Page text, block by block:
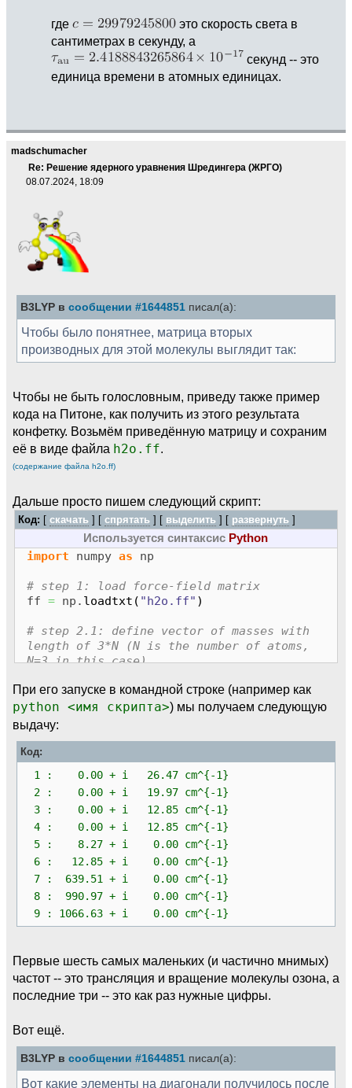
где
это скорость света в
сантиметрах в секунду, а
секунд -- это
единица времени в атомных единицах.
madschumacher
Re: Решение ядерного уравнения Шредингера (ЖРГО)
08.07.2024, 18:09
B3LYP в сообщении #1644851 писал(а):
Чтобы было понятнее, матрица вторых
производных для этой молекулы выглядит так:
Чтобы не быть голословным, приведу также пример
кода на Питоне, как получить из этого результата
конфетку. Возьмём приведённую матрицу и сохраним
её в виде файла h2o.ff
(содержание файла h2o.ff)
Дальше просто пишем следующий скрипт:
Код: [скачать ] [спрятать ] [ выделить ] [ развернуть ]
Используется синтаксис Python
import numpyas np
# step 1: load force-field matrix
ff= np. loadtxt ( "h2o.ff" )
# step 2.1: define vector of masses with
length of 3*N (N is the number of atoms,
N=3 in this case)
hydrogens
# masses of isotopes are taken from
https://physics.nist.gov/cgi-bin/Compos ...
d_alone.pl
mO
mH= 1.00782503223
#m = np.array([mO, mO, mO, mH, mH, mH, mH,
mH, mH]) # this is for water
m
np. array( [mO mO,mO,mO,
mO
mO ) # this is for ozone
# step 2.2: convert atomic masses from
atomic mass units (daltons) into atomic
units
# by multiplying with the mass of
the electron
m *= 1822.888486209
# convert the force-field into the mass-
weighted coordinates by dividing each ij-th
element with sqrt(mi*mj),
# where mi and mj are the masses
fori
forjin range(0,len(m)):
ff[i][j ]/=np.sqrt(m[
При его запуске в командной строке (например как
python <имя скрипта>) мы получаем следующую
выдачу:
Код:
1 : 0.00 + i 26.47 cm^{-1}
2 : 0.00 + i 19.97 cm^{-1}
3 : 0.00 + i 12.85 cm^{-1}
4 : 0.00 + i 12.85 cm^{-1}
5 : 8.27 + i 0.00 cm^{-1}
6 : 12.85 + i 0.00 cm^{-1}
7 : 639.51 + i 0.00 cm^{-1}
8 : 990.97 + i 0.00 cm^{-1}
9 : 1066.63 + i 0.00 cm^{-1}
Первые шесть самых маленьких (и частично мнимых)
частот -- это трансляция и вращение молекулы озона, а
последние три -- это как раз нужные цифры.
Вот ещё.
B3LYP в сообщении #1644851 писал(а):
Вот какие элементы на диагонали получилось после